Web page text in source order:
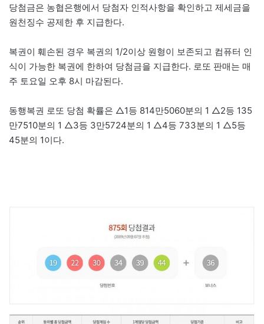
당첨금은 농협은행에서 당첨자 인적사항을 확인하고 제세금을
원천징수 공제한 후 지급한다.
복권이 훼손된 경우 복권의 1/2이상 원형이 보존되고 컴퓨터 인
식이 가능한 복권에 한하여 당첨금을 지급한다. 로또 판매는 매
주 토요일 오후 8시 마감된다.
동행복권 로또 당첨 확률은 △1등 814만5060분의 1 △2등 135
만7510분의 1 △3등 3만5724분의 1 △4등 733분의 1 △5등
45분의 1이다.